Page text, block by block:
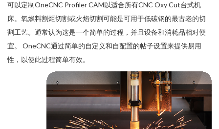
可以定制OneCNC Profiler CAM以适合所有CNC Oxy Cut台式机
床。氧燃料割炬切割或火焰切割可能是可用于低碳钢的最古老的切
割工艺。通常认为这是一个简单的过程，并且设备和消耗品相对便
宜。 OneCNC通过简单的自定义和自配置的帖子设置来提供易用
性，以使此过程简单有效。